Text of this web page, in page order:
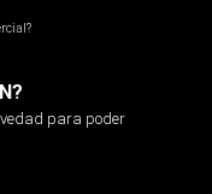
para poder